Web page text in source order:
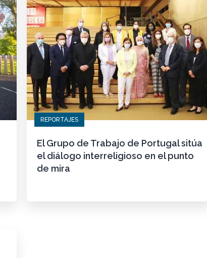
REPORTAJES
El Grupo de Trabajo de Portugal sitúa
el diálogo interreligioso en el punto
de mira